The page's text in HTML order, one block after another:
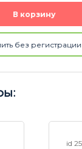
В корзину
без регистрации
id